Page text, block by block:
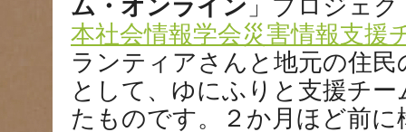
ム・オンライン 」プロジェ
本社会情報学会災害情報支援
ランティアさんと地元の住
として、ゆにふりと支援チ
たものです。２か月ほど前に